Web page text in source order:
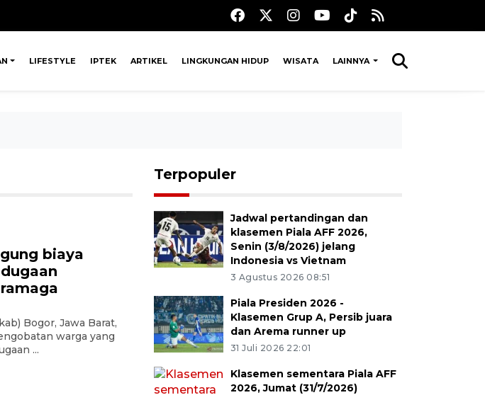
LIFESTYLE IPTEK ARTIKEL LINGKUNGAN HIDUP WISATA LAINNYA
biaya
Bogor, Jawa Barat,
warga yang
...
Terpopuler
Jadwal pertandingan dan
klasemen Piala AFF 2026,
Senin (3/8/2026) jelang
Indonesia vs Vietnam
3 Agustus 2026 08:51
Piala Presiden 2026 -
Klasemen Grup A, Persib juara
dan Arema runner up
31 Juli 2026 22:01
Klasemen sementara Piala AFF
2026, Jumat (31/7/2026)